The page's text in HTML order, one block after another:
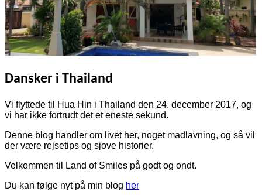
Dansker i Thailand
Vi flyttede til Hua Hin i Thailand den 24. december 2017, og
vi har ikke fortrudt det et eneste sekund.
Denne blog handler om livet her, noget madlavning, og så vil
der være rejsetips og sjove historier.
Velkommen til Land of Smiles på godt og ondt.
Du kan følge nyt på min blog her